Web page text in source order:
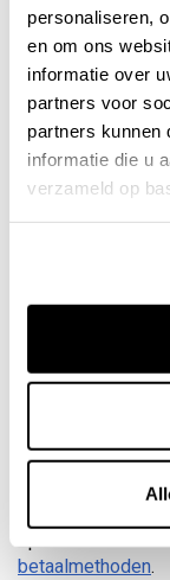
personaliseren,
en om ons
informatie over
partners voor
partners kunnen
informatie die u
verzameld op
Social media :
Informatie
Bezorging
Veilig
betaalmethoden.